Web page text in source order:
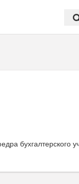
бухгалтерского